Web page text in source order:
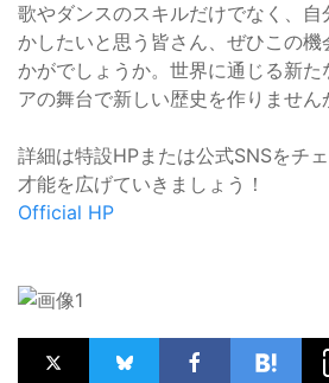
歌やダンスのスキルだけでなく、
かしたいと思う皆さん、ぜひこの
かがでしょうか。世界に通じる新
アの舞台で新しい歴史を作りません
詳細は特設HPまたは公式SNSをチ
才能を広げていきましょう！
Official HP